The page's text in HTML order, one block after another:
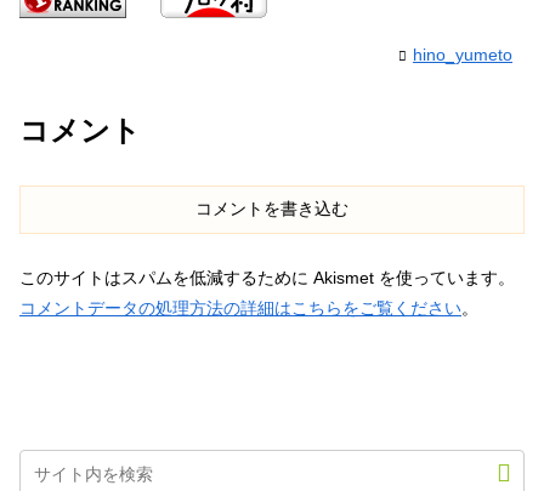
hino_yumeto
コメント
コメントを書き込む
このサイトはスパムを低減するために Akismet を使っています。
コメントデータの処理方法の詳細はこちらをご覧ください。